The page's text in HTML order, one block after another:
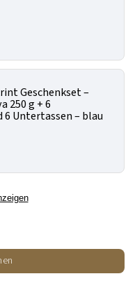
Geschenkset –
250 g + 6
6 Untertassen – blau